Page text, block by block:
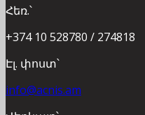
Հեռ.՝
+374 10 528780 / 274818
Էլ. փոստ՝
info@acnis.am